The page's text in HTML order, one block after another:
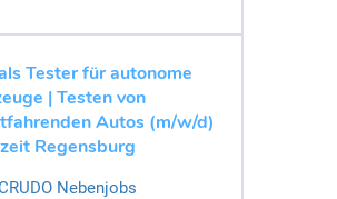
Tester für autonome
| Testen von
Autos (m/w/d)
Regensburg
Nebenjobs